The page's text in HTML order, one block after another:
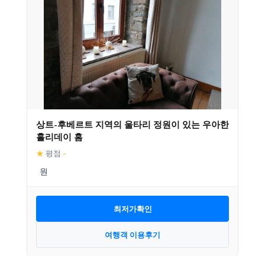
상트-후베르트 지역의 울타리 정원이 있는 우아한
홀리데이 홈
★ 평점 –
최저가확인
여행객 이용후기